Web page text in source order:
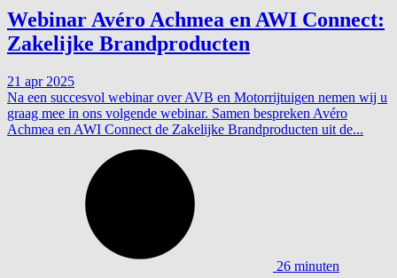
Webinar Avéro Achmea en AWI Connect:
Zakelijke Brandproducten
21 apr 2025
Na een succesvol webinar over AVB en Motorrijtuigen nemen wij u
graag mee in ons volgende webinar. Samen bespreken Avéro
Achmea en AWI Connect de Zakelijke Brandproducten uit de...
26 minuten